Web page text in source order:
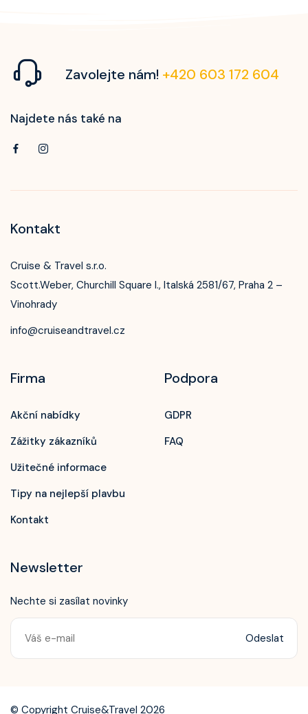
Zavolejte nám!
+420 603 172 604
Zavolejte nám! +420 603 172 604
Najdete nás také na
Kontakt
Cruise & Travel s.r.o.
Scott.Weber, Churchill Square I., Italská 2581/67, Praha 2 –
Vinohrady
info@cruiseandtravel.cz
Firma
Akční nabídky
Zážitky zákazníků
Užitečné informace
Tipy na nejlepší plavbu
Kontakt
Podpora
GDPR
FAQ
Newsletter
Nechte si zasílat novinky
Odeslat
© Copyright Cruise&Travel 2026